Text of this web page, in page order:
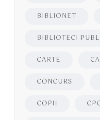
BIBLIONET
BIBLIOTECI
CARTE
CONCURS
COPII